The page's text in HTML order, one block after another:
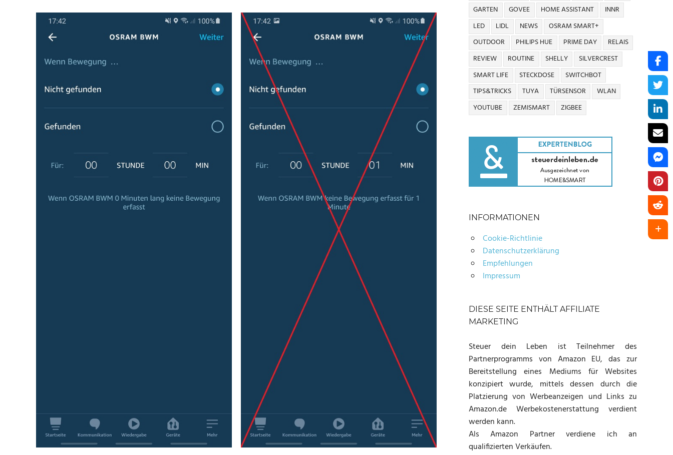
GARTEN
GOVEE HOME ASSISTANT
INNR
LED
LIDL NEWS
OSRAM SMART+
OUTDOOR
PHILIPS HUE PRIME DAY
RELAIS
REVIEW
ROUTINE SHELLY
SILVERCREST
SMART LIFE
STECKDOSE
SWITCHBOT
TIPS&TRICKS
TUYA TÜRSENSOR
WLAN
YOUTUBE
ZEMISMART ZIGBEE
INFORMATIONEN
Cookie-Richtlinie
Datenschutzerklärung
Empfehlungen
Impressum
DIESE SEITE ENTHÄLT AFFILIATE
MARKETING
Steuer dein Leben ist Teilnehmer des
Partnerprogramms von Amazon EU, das zur
Bereitstellung eines Mediums für Websites
konzipiert wurde, mittels dessen durch die
Platzierung von Werbeanzeigen und Links zu
Amazon.de Werbekostenerstattung verdient
werden kann.
Als Amazon Partner verdiene ich an
qualifizierten Verkäufen.